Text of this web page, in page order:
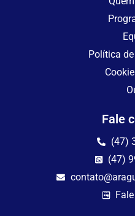
Política
Fale
(47)
(47)